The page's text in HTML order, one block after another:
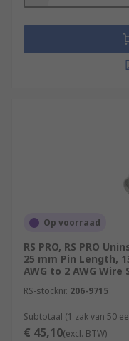
Op voorraad
RS PRO, RS PRO
25 mm Pin Length,
AWG to 2 AWG Wire
RS-stocknr. 206-9715
Subtotaal (1 zak van 50
€ 45,10(excl. BTW)